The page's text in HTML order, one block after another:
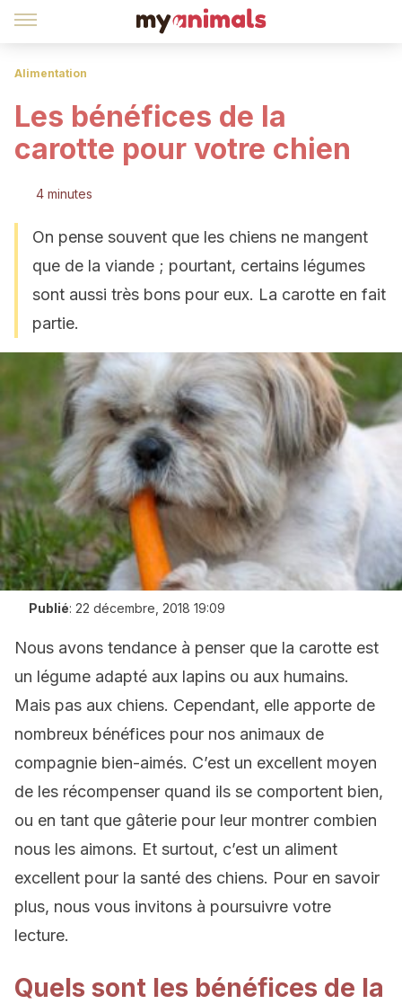
Alimentation
Les bénéfices de la
carotte pour votre chien
4 minutes
On pense souvent que les chiens ne mangent
que de la viande ; pourtant, certains légumes
sont aussi très bons pour eux. La carotte en fait
partie.
Publié: 22 décembre, 2018 19:09
Nous avons tendance à penser que la carotte est
un légume adapté aux lapins ou aux humains.
Mais pas aux chiens. Cependant, elle apporte de
nombreux bénéfices pour nos animaux de
compagnie bien-aimés. C’est un excellent moyen
de les récompenser quand ils se comportent bien,
ou en tant que gâterie pour leur montrer combien
nous les aimons. Et surtout, c’est un aliment
excellent pour la santé des chiens. Pour en savoir
plus, nous vous invitons à poursuivre votre
lecture.
Quels sont les bénéfices de la